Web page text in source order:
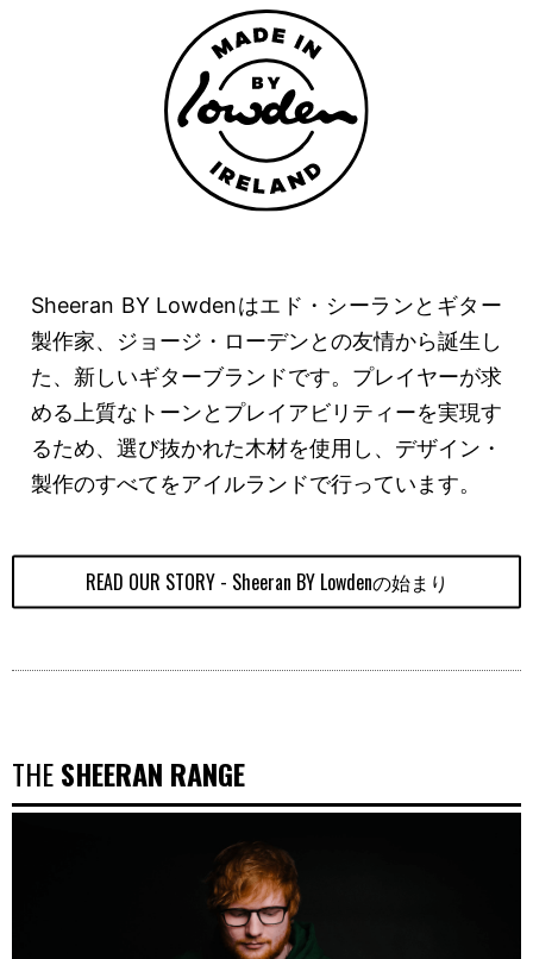
Sheeran BY Lowdenはエド・シーランとギター
製作家、ジョージ・ローデンとの友情から誕生し
た、新しいギターブランドです。プレイヤーが求
める上質なトーンとプレイアビリティーを実現す
るため、選び抜かれた木材を使用し、デザイン・
製作のすべてをアイルランドで行っています。
READ OUR STORY - Sheeran BY Lowdenの始まり
THESHEERAN RANGE